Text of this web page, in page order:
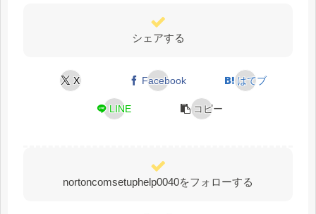
シェアする
X Facebook はてブ
LINE コピー
nortoncomsetuphelp0040をフォローする